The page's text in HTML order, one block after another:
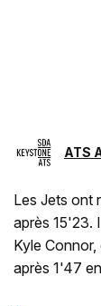
ATS
Les Jets ont
après 15'23.
Kyle
après 1'47